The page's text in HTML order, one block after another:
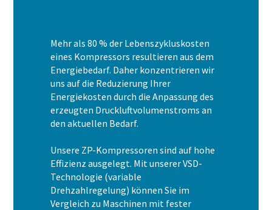
Mehr als 80 % der Lebenszykluskosten
eines Kompressors resultieren aus dem
Energiebedarf. Daher konzentrieren wir
uns auf die Reduzierung Ihrer
Energiekosten durch die Anpassung des
erzeugten Druckluftvolumenstroms an
den aktuellen Bedarf.
Unsere ZP-Kompressoren sind auf hohe
Effizienz ausgelegt. Mit unserer VSD-
Technologie (variable
Drehzahlregelung) können Sie im
Vergleich zu Maschinen mit fester